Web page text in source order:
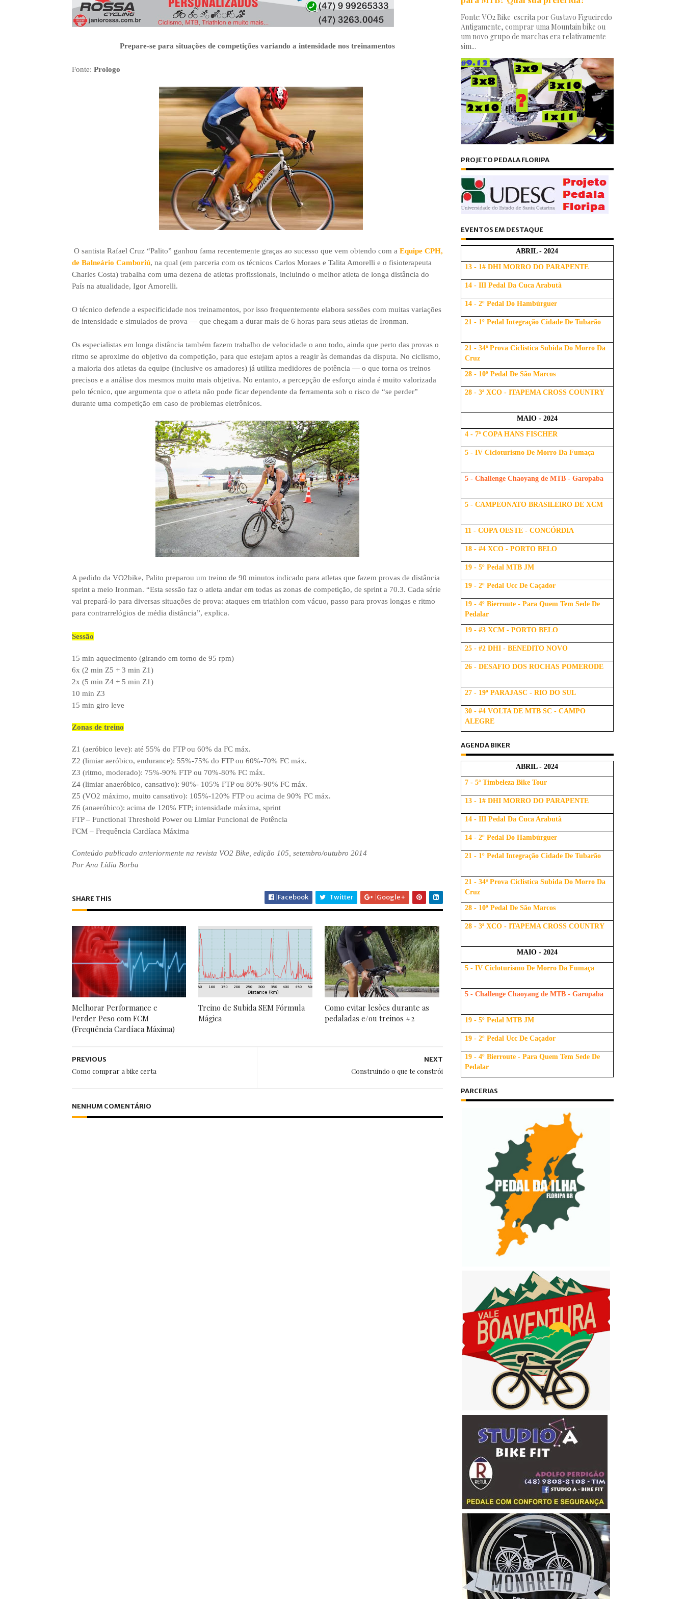
CICLOTURISMO 3º Pedal das Águas BBB - BEACH BIKER BLOG MARCH 08, 2020
Prepare-se para situações de competições variando a intensidade nos treinamentos
Fonte: Prologo
O santista Rafael Cruz “Palito” ganhou fama recentemente graças ao sucesso que vem obtendo com a Equipe CPH,
de Balneário Camboriú, na qual (em parceria com os técnicos Carlos Moraes e Talita Amorelli e o fisioterapeuta
Charles Costa) trabalha com uma dezena de atletas profissionais, incluindo o melhor atleta de longa distância do
País na atualidade, Igor Amorelli.
O técnico defende a especificidade nos treinamentos, por isso frequentemente elabora sessões com muitas variações
de intensidade e simulados de prova — que chegam a durar mais de 6 horas para seus atletas de Ironman.
Os especialistas em longa distância também fazem trabalho de velocidade o ano todo, ainda que perto das provas o
ritmo se aproxime do objetivo da competição, para que estejam aptos a reagir às demandas da disputa. No ciclismo,
a maioria dos atletas da equipe (inclusive os amadores) já utiliza medidores de potência — o que torna os treinos
precisos e a análise dos mesmos muito mais objetiva. No entanto, a percepção de esforço ainda é muito valorizada
pelo técnico, que argumenta que o atleta não pode ficar dependente da ferramenta sob o risco de “se perder”
durante uma competição em caso de problemas eletrônicos.
A pedido da VO2bike, Palito preparou um treino de 90 minutos indicado para atletas que fazem provas de distância
sprint a meio Ironman. “Esta sessão faz o atleta andar em todas as zonas de competição, de sprint a 70.3. Cada série
vai prepará-lo para diversas situações de prova: ataques em triathlon com vácuo, passo para provas longas e ritmo
para contrarrelógios de média distância”, explica.
Sessão
15 min aquecimento (girando em torno de 95 rpm)
6x (2 min Z5 + 3 min Z1)
2x (5 min Z4 + 5 min Z1)
10 min Z3
15 min giro leve
Zonas de treino
Z1 (aeróbico leve): até 55% do FTP ou 60% da FC máx.
Z2 (limiar aeróbico, endurance): 55%-75% do FTP ou 60%-70% FC máx.
Z3 (ritmo, moderado): 75%-90% FTP ou 70%-80% FC máx.
Z4 (limiar anaeróbico, cansativo): 90%- 105% FTP ou 80%-90% FC máx.
Z5 (VO2 máximo, muito cansativo): 105%-120% FTP ou acima de 90% FC máx.
Z6 (anaeróbico): acima de 120% FTP; intensidade máxima, sprint
FTP – Functional Threshold Power ou Limiar Funcional de Potência
FCM – Frequência Cardíaca Máxima
Conteúdo publicado anteriormente na revista VO2 Bike, edição 105, setembro/outubro 2014
Por Ana Lídia Borba
SHARE THIS Facebook Twitter Google+
Melhorar Performance e
Perder Peso com FCM
(Frequência Cardíaca Máxima)
Treino de Subida SEM Fórmula
Mágica
Como evitar lesões durante as
pedaladas e/ou treinos #2
NEXT
Construindo o que te constrói
PREVIOUS
Como comprar a bike certa
NENHUM COMENTÁRIO
Fonte: VO2 Bike escrita por Gustavo Figueiredo
Antigamente, comprar uma Mountain bike ou
um novo grupo de marchas era relativamente
sim...
PROJETO PEDALA FLORIPA
EVENTOS EM DESTAQUE
ABRIL - 2024
13 - 1# DHI MORRO DO PARAPENTE
14 - III Pedal Da Cuca Arabutã
14 - 2º Pedal Do Hambúrguer
21 - 1º Pedal Integração Cidade De Tubarão
21 - 34ª Prova Ciclistica Subida Do Morro Da
Cruz
28 - 10º Pedal De São Marcos
28 - 3ª XCO - ITAPEMA CROSS COUNTRY
MAIO - 2024
4 - 7ª COPA HANS FISCHER
5 - IV Cicloturismo De Morro Da Fumaça
5 - Challenge Chaoyang de MTB - Garopaba
5 - CAMPEONATO BRASILEIRO DE XCM
11 - COPA OESTE - CONCÓRDIA
18 - #4 XCO - PORTO BELO
19 - 5º Pedal MTB JM
19 - 2º Pedal Ucc De Caçador
19 - 4º Bierroute - Para Quem Tem Sede De
Pedalar
19 - #3 XCM - PORTO BELO
25 - #2 DHI - BENEDITO NOVO
26 - DESAFIO DOS ROCHAS POMERODE
27 - 19º PARAJASC - RIO DO SUL
30 - #4 VOLTA DE MTB SC - CAMPO
ALEGRE
AGENDA BIKER
ABRIL - 2024
7 - 5ª Timbeleza Bike Tour
13 - 1# DHI MORRO DO PARAPENTE
14 - III Pedal Da Cuca Arabutã
14 - 2º Pedal Do Hambúrguer
21 - 1º Pedal Integração Cidade De Tubarão
21 - 34ª Prova Ciclistica Subida Do Morro Da
Cruz
28 - 10º Pedal De São Marcos
28 - 3ª XCO - ITAPEMA CROSS COUNTRY
MAIO - 2024
5 - IV Cicloturismo De Morro Da Fumaça
5 - Challenge Chaoyang de MTB - Garopaba
19 - 5º Pedal MTB JM
19 - 2º Pedal Ucc De Caçador
19 - 4º Bierroute - Para Quem Tem Sede De
Pedalar
PARCERIAS